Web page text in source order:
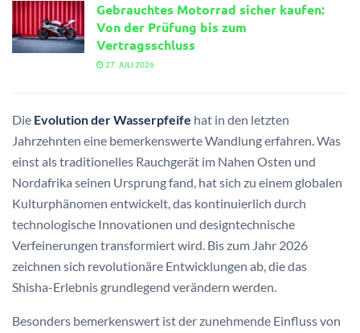
Gebrauchtes Motorrad sicher kaufen:
Von der Prüfung bis zum
Vertragsschluss
27. JULI 2026
Die Evolution der Wasserpfeife hat in den letzten
Jahrzehnten eine bemerkenswerte Wandlung erfahren. Was
einst als traditionelles Rauchgerät im Nahen Osten und
Nordafrika seinen Ursprung fand, hat sich zu einem globalen
Kulturphänomen entwickelt, das kontinuierlich durch
technologische Innovationen und designtechnische
Verfeinerungen transformiert wird. Bis zum Jahr 2026
zeichnen sich revolutionäre Entwicklungen ab, die das
Shisha-Erlebnis grundlegend verändern werden.
Besonders bemerkenswert ist der zunehmende Einfluss von